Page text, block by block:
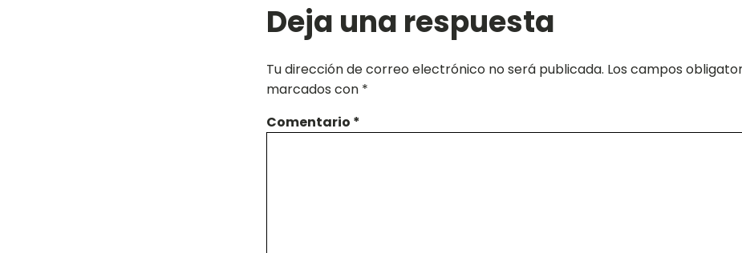
Deja una respuesta
Tu dirección de correo electrónico no será publicada. Los campos
marcados con *
Comentario *